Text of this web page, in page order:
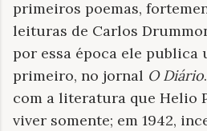
primeiros poemas,
leituras de Carlos
por essa época ele publica
primeiro, no jornal O Diário
com a literatura que Helio
viver somente; em 1942,